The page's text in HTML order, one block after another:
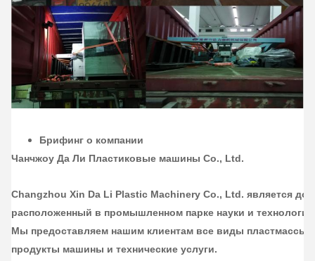
Брифинг о компании
Чанчжоу Да Ли Пластиковые машины Co., Ltd.
Changzhou Xin Da Li Plastic Machinery Co., Ltd. является
расположенный в промышленном парке науки и
Мы предоставляем нашим клиентам все виды пластмассы
продукты машины и технические услуги.